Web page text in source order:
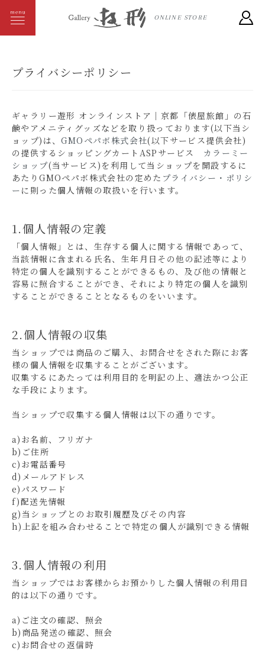
ONLINE STORE
プライバシーポリシー
ギャラリー遊形 オンラインストア｜京都「俵屋旅館」の石
鹸やアメニティグッズなどを取り扱っております(以下当シ
ョップ)は、GMOペパボ株式会社(以下サービス提供会社)
の提供するショッピングカートASPサービス カラーミー
ショップ(当サービス)を利用して当ショップを開設するに
あたりGMOペパボ株式会社の定めた プライバシー・ポリシ
ー に則った個人情報の取扱いを行います。
1.個人情報の定義
「個人情報」とは、生存する個人に関する情報であって、
当該情報に含まれる氏名、生年月日その他の記述等により
特定の個人を識別することができるもの、及び他の情報と
容易に照合することができ、それにより特定の個人を識別
することができることとなるものをいいます。
2.個人情報の収集
当ショップでは商品のご購入、お問合せをされた際にお客
様の個人情報を収集することがございます。
収集するにあたっては利用目的を明記の上、適法かつ公正
な手段によります。
当ショップで収集する個人情報は以下の通りです。
a)お名前、フリガナ
b)ご住所
c)お電話番号
d)メールアドレス
e)パスワード
f)配送先情報
g)当ショップとのお取引履歴及びその内容
h)上記を組み合わせることで特定の個人が識別できる情報
3.個人情報の利用
当ショップではお客様からお預かりした個人情報の利用目
的は以下の通りです。
a)ご注文の確認、照会
b)商品発送の確認、照会
c)お問合せの返信時